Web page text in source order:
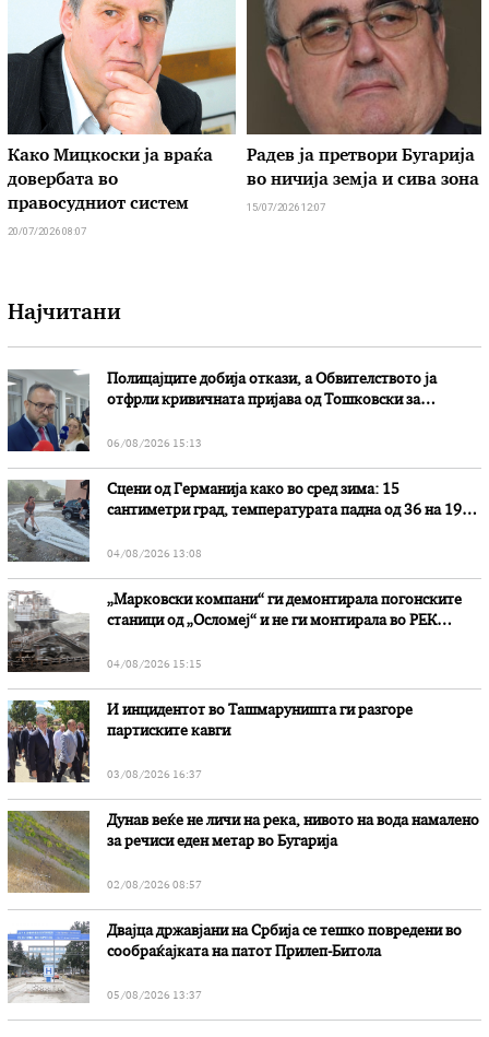
Како Мицкоски ја враќа
довербата во
правосудниот систем
20/07/2026 08:07
Радев ја претвори Бугарија
во ничија земја и сива зона
15/07/2026 12:07
Најчитани
Полицајците добија откази, а Обвителството ја
отфрли кривичната пријава од Тошковски за
06/08/2026 15:13
Сцени од Германија како во сред зима: 15
сантиметри град, температурата падна од 36 на 19
04/08/2026 13:08
„Марковски компани“ ги демонтирала погонските
станици од „Осломеј“ и не ги монтирала во РЕК
04/08/2026 15:15
И инцидентот во Ташмаруништa ги разгоре
партиските кавги
03/08/2026 16:37
Дунав веќе не личи на река, нивото на вода намалено
за речиси еден метар во Бугарија
02/08/2026 08:57
Двајца државјани на Србија се тешко повредени во
сообраќајката на патот Прилеп-Битола
05/08/2026 13:37